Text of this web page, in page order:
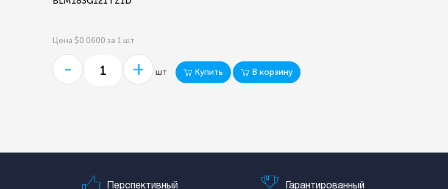
Цена $0.0600 за 1 шт
- + шт Купить В корзину
Перспективный Гарантированный